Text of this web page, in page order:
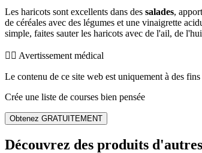
Les haricots sont excellents dans des salades,
de céréales avec des légumes et une vinaigrette
simple, faites sauter les haricots avec de l'ail, de
👨‍⚕️️ Avertissement médical
Le contenu de ce site web est uniquement à des
Crée une liste de courses bien pensée
Obtenez GRATUITEMENT
Découvrez des produits